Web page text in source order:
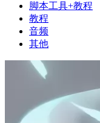
脚本工具+教程
教程
音频
其他